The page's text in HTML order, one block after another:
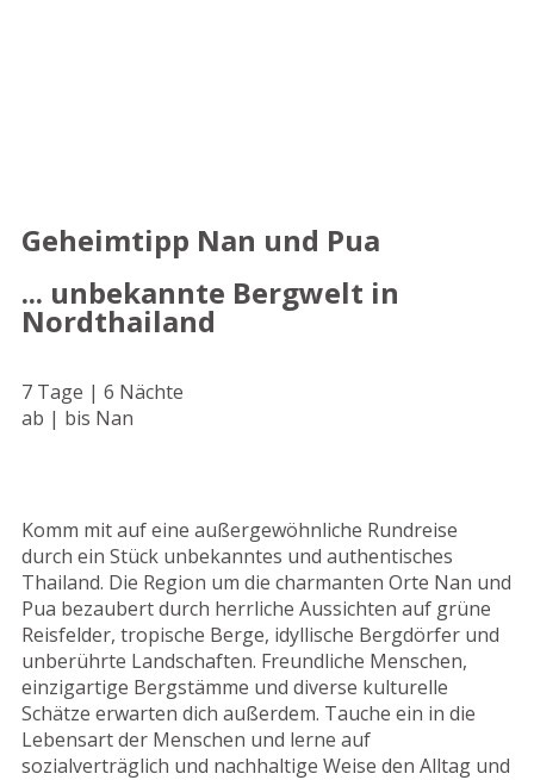
Geheimtipp Nan und Pua
... unbekannte Bergwelt in
Nordthailand
7 Tage | 6 Nächte
ab | bis Nan
Komm mit auf eine außergewöhnliche Rundreise
durch ein Stück unbekanntes und authentisches
Thailand. Die Region um die charmanten Orte Nan und
Pua bezaubert durch herrliche Aussichten auf grüne
Reisfelder, tropische Berge, idyllische Bergdörfer und
unberührte Landschaften. Freundliche Menschen,
einzigartige Bergstämme und diverse kulturelle
Schätze erwarten dich außerdem. Tauche ein in die
Lebensart der Menschen und lerne auf
sozialverträglich und nachhaltige Weise den Alltag und